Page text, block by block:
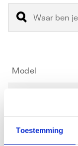
Toestemming
Model
Toebehoren
Type